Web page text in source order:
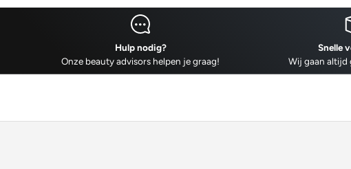
Hulp nodig?
Onze beauty advisors helpen je graag!
Snelle
Wij gaan altijd